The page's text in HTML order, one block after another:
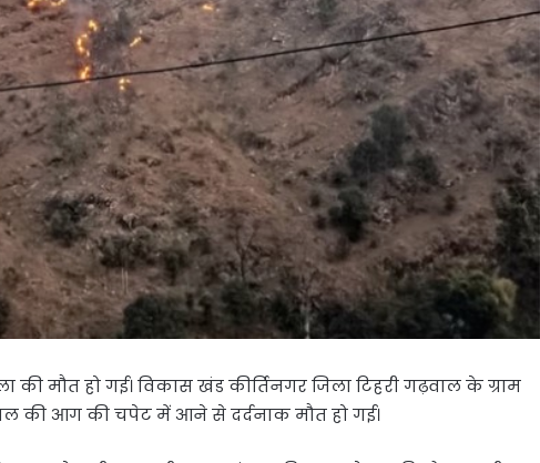
हो गई। विकास खंड कीर्तिनगर जिला टिहरी गढ़वाल के ग्राम
की आग की चपेट में आने से दर्दनाक मौत हो गई।